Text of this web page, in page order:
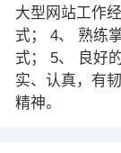
大型网站工作
式； 4、 熟练
式； 5、 良好
实、认真，有
精神。